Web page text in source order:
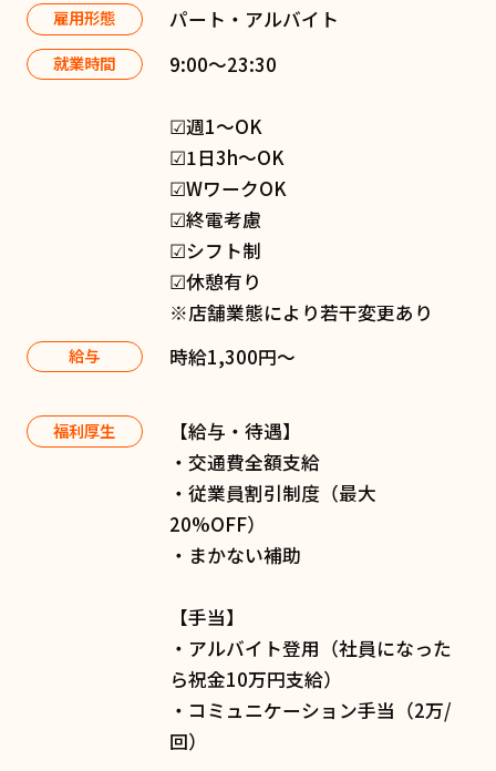
雇用形態 パート・アルバイト
就業時間 9:00〜23:30
☑︎週1〜OK
☑︎1日3h〜OK
☑︎WワークOK
☑︎終電考慮
☑︎シフト制
☑︎休憩有り
※店舗業態により若干変更あり
給与 時給1,300円～
福利厚生
【給与・待遇】
・交通費全額支給
・従業員割引制度（最大
20%OFF）
・まかない補助
【手当】
・アルバイト登用（社員になった
ら祝金10万円支給）
・コミュニケーション手当（2万/
回）